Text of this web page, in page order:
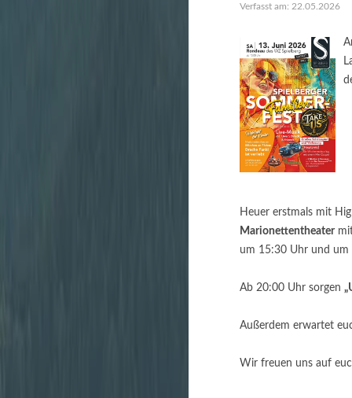
Verfasst am: 22.05.2026
Heuer erstmals mit
Marionettentheater
um 15:30 Uhr und um
Ab 20:00 Uhr sorgen
Außerdem erwartet
Wir freuen uns auf